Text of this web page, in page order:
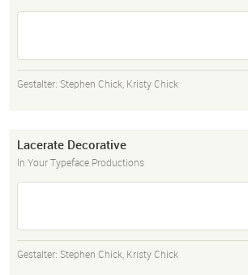
Gestalter: Stephen Chick, Kristy Chick
Lacerate Decorative
In Your Typeface Productions
Gestalter: Stephen Chick, Kristy Chick